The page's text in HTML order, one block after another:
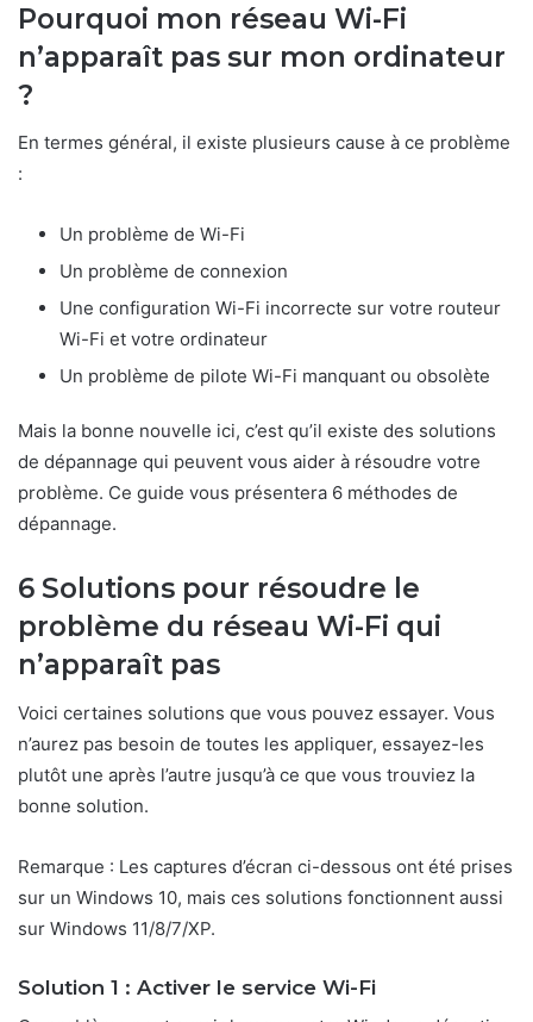
Pourquoi mon réseau Wi-Fi
n’apparaît pas sur mon ordinateur
?
En termes général, il existe plusieurs cause à ce problème
:
Un problème de Wi-Fi
Un problème de connexion
Une configuration Wi-Fi incorrecte sur votre routeur
Wi-Fi et votre ordinateur
Un problème de pilote Wi-Fi manquant ou obsolète
Mais la bonne nouvelle ici, c’est qu’il existe des solutions
de dépannage qui peuvent vous aider à résoudre votre
problème. Ce guide vous présentera 6 méthodes de
dépannage.
6 Solutions pour résoudre le
problème du réseau Wi-Fi qui
n’apparaît pas
Voici certaines solutions que vous pouvez essayer. Vous
n’aurez pas besoin de toutes les appliquer, essayez-les
plutôt une après l’autre jusqu’à ce que vous trouviez la
bonne solution.
Remarque : Les captures d’écran ci-dessous ont été prises
sur un Windows 10, mais ces solutions fonctionnent aussi
sur Windows 11/8/7/XP.
Solution 1 : Activer le service Wi-Fi